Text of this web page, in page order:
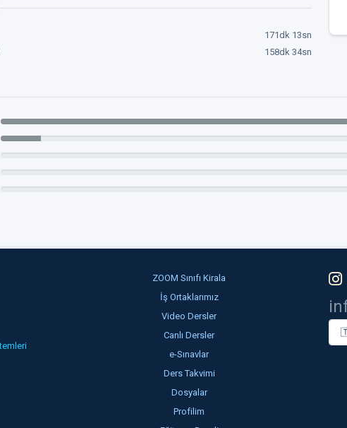
171dk 13sn
158dk 34sn
ZOOM Sınıfı Kirala
İş Ortaklarımız
Video Dersler
Canlı Dersler
e-Sınavlar
Ders Takvimi
Dosyalar
Profilim